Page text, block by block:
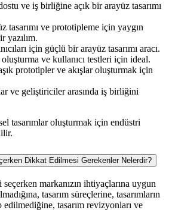
ve iş birliğine açık bir arayüz tasarımı
tasarımı ve prototipleme için yaygın
yazılım.
için güçlü bir arayüz tasarımı aracı.
ve kullanıcı testleri için ideal.
prototipler ve akışlar oluşturmak için
ve geliştiriciler arasında iş birliğini
tasarımlar oluşturmak için endüstri
Dikkat Edilmesi Gerekenler Nelerdir?
markanızın ihtiyaçlarına uygun
tasarım süreçlerine, tasarımların
tasarım revizyonları ve